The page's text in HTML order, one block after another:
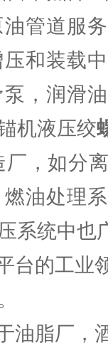
管道服务
和装载
，润滑
机液压绞
，如分
油处理
系统中也
台的工业
油脂厂，